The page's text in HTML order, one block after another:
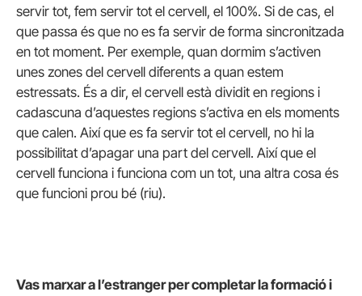
servir tot, fem servir tot el cervell, el 100%. Si de cas, el
que passa és que no es fa servir de forma sincronitzada
en tot moment. Per exemple, quan dormim s’activen
unes zones del cervell diferents a quan estem
estressats. És a dir, el cervell està dividit en regions i
cadascuna d’aquestes regions s’activa en els moments
que calen. Així que es fa servir tot el cervell, no hi la
possibilitat d’apagar una part del cervell. Així que el
cervell funciona i funciona com un tot, una altra cosa és
que funcioni prou bé (riu).
Vas marxar a l’estranger per completar la formació i